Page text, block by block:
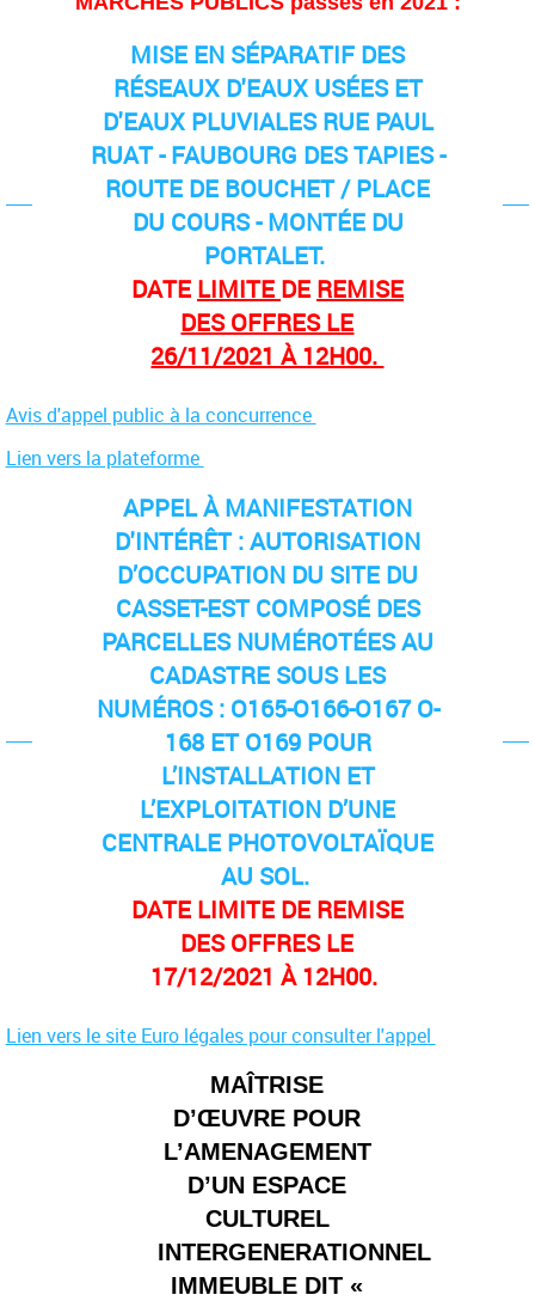
MISE EN SÉPARATIF DES
RÉSEAUX D'EAUX USÉES ET
D'EAUX PLUVIALES RUE PAUL
RUAT - FAUBOURG DES TAPIES -
ROUTE DE BOUCHET / PLACE
DU COURS - MONTÉE DU
PORTALET.
DATE LIMITE DE REMISE
DES OFFRES LE
26/11/2021 À 12H00.
Avis d'appel public à la concurrence
Lien vers la plateforme
APPEL À MANIFESTATION
D'INTÉRÊT :AUTORISATION
D’OCCUPATION DU SITE DU
CASSET-EST COMPOSÉ DES
PARCELLES NUMÉROTÉES AU
CADASTRE SOUS LES
NUMÉROS : O165-O166-O167 O-
168 ET O169 POUR
L’INSTALLATION ET
L’EXPLOITATION D’UNE
CENTRALE PHOTOVOLTAÏQUE
AU SOL.
DATE LIMITE DE REMISE
DES OFFRES LE
17/12/2021 À 12H00.
Lien vers le site Euro légales pour consulter l'appel
MAÎTRISE
D’ŒUVRE POUR
L’AMENAGEMENT
D’UN ESPACE
CULTUREL
INTERGENERATIONNEL
IMMEUBLE DIT «